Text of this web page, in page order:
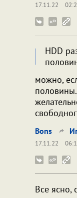
17.11.22
HDD
можно,
Bons
17.11.22
Все ясно,